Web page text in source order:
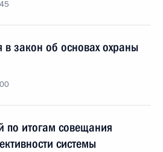
закон об основах охраны
по итогам совещания
системы